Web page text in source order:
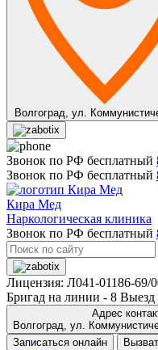
Волгоград, ул.
Звонок по РФ бесплатный
Звонок по РФ бесплатный
Кира Мед
Наркологическая клиника
Звонок по РФ бесплатный
Лицензия: Л041-01186-69/
Бригад на линии - 8 Выезд
Адрес
Волгоград, ул.
Записаться онлайн